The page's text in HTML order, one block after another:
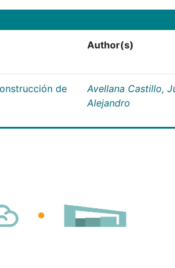
Author(s)
de
Avellana Castillo,
Alejandro